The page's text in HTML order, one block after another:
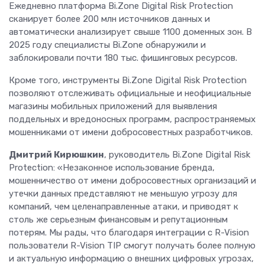
Ежедневно платформа Bi.Zone Digital Risk Protection
сканирует более 200 млн источников данных и
автоматически анализирует свыше 1100 доменных зон. В
2025 году специалисты Bi.Zone обнаружили и
заблокировали почти 180 тыс. фишинговых ресурсов.
Кроме того, инструменты Bi.Zone Digital Risk Protection
позволяют отслеживать официальные и неофициальные
магазины мобильных приложений для выявления
поддельных и вредоносных программ, распространяемых
мошенниками от имени добросовестных разработчиков.
Дмитрий Кирюшкин, руководитель Bi.Zone Digital Risk
Protection: «Незаконное использование бренда,
мошенничество от имени добросовестных организаций и
утечки данных представляют не меньшую угрозу для
компаний, чем целенаправленные атаки, и приводят к
столь же серьезным финансовым и репутационным
потерям. Мы рады, что благодаря интеграции с R-Vision
пользователи R-Vision TIP смогут получать более полную
и актуальную информацию о внешних цифровых угрозах,